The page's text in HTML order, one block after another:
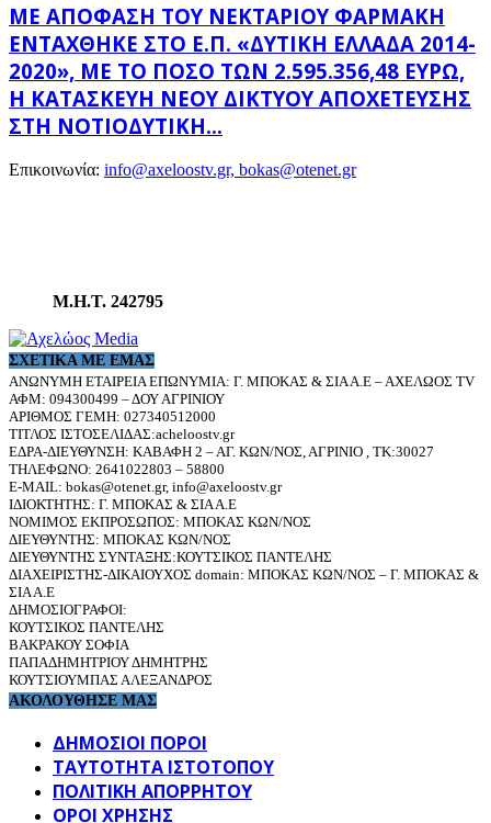
ΜΕ ΑΠΌΦΑΣΗ ΤΟΥ ΝΕΚΤΆΡΙΟΥ ΦΑΡΜΆΚΗ
ΕΝΤΆΧΘΗΚΕ ΣΤΟ Ε.Π. «ΔΥΤΙΚΉ ΕΛΛΆΔΑ 2014-
2020», ΜΕ ΤΟ ΠΟΣΌ ΤΩΝ 2.595.356,48 ΕΥΡΏ,
Η ΚΑΤΑΣΚΕΥΉ ΝΈΟΥ ΔΙΚΤΎΟΥ ΑΠΟΧΈΤΕΥΣΗΣ
ΣΤΗ ΝΟΤΙΟΔΥΤΙΚΉ...
Επικοινωνία: info@axeloostv.gr, bokas@otenet.gr
Μ.Η.Τ. 242795
ΣΧΕΤΙΚΆ ΜΕ ΕΜΆΣ
ΑΝΩΝΥΜΗ ΕΤΑΙΡΕΙΑ ΕΠΩΝΥΜΙΑ: Γ. ΜΠΟΚΑΣ & ΣΙΑ Α.Ε – ΑΧΕΛΩΟΣ TV
ΑΦΜ: 094300499 – ΔΟΥ ΑΓΡΙΝΙΟΥ
ΑΡΙΘΜΟΣ ΓΕΜΗ: 027340512000
ΤΙΤΛΟΣ ΙΣΤΟΣΕΛΙΔΑΣ:acheloostv.gr
ΕΔΡΑ-ΔΙΕΥΘΥΝΣΗ: ΚΑΒΑΦΗ 2 – ΑΓ. ΚΩΝ/ΝΟΣ, ΑΓΡΙΝΙΟ , ΤΚ:30027
ΤΗΛΕΦΩΝΟ: 2641022803 – 58800
E-MAIL: bokas@otenet.gr, info@axeloostv.gr
ΙΔΙΟΚΤΗΤΗΣ: Γ. ΜΠΟΚΑΣ & ΣΙΑ Α.Ε
ΝΟΜΙΜΟΣ ΕΚΠΡΟΣΩΠΟΣ: ΜΠΟΚΑΣ ΚΩΝ/ΝΟΣ
ΔΙΕΥΘΥΝΤΗΣ: ΜΠΟΚΑΣ ΚΩΝ/ΝΟΣ
ΔΙΕΥΘΥΝΤΗΣ ΣΥΝΤΑΞΗΣ:ΚΟΥΤΣΙΚΟΣ ΠΑΝΤΕΛΗΣ
ΔΙΑΧΕΙΡΙΣΤΗΣ-ΔΙΚΑΙΟΥΧΟΣ domain: ΜΠΟΚΑΣ ΚΩΝ/ΝΟΣ – Γ. ΜΠΟΚΑΣ &
ΣΙΑ Α.Ε
ΔΗΜΟΣΙΟΓΡΑΦΟΙ:
ΚΟΥΤΣΙΚΟΣ ΠΑΝΤΕΛΗΣ
ΒΑΚΡΑΚΟΥ ΣΟΦΙΑ
ΠΑΠΑΔΗΜΗΤΡΙΟΥ ΔΗΜΗΤΡΗΣ
ΚΟΥΤΣΙΟΥΜΠΑΣ ΑΛΕΞΑΝΔΡΟΣ
ΑΚΟΛΟΥΘΗΣΕ ΜΑΣ
ΔΗΜΟΣΙΟΙ ΠΟΡΟΙ
ΤΑΥΤΌΤΗΤΑ ΙΣΤΌΤΟΠΟΥ
ΠΟΛΙΤΙΚΉ ΑΠΟΡΡΉΤΟΥ
ΌΡΟΙ ΧΡΉΣΗΣ